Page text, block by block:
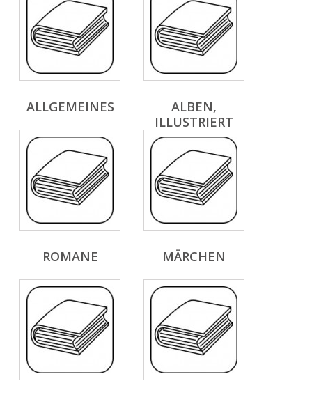
ALLGEMEINES
ALBEN,
ILLUSTRIERT
ROMANE MÄRCHEN